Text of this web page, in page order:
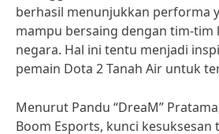
berhasil menunjukkan performa
mampu bersaing dengan tim-tim
negara. Hal ini tentu menjadi
pemain Dota 2 Tanah Air untuk
Menurut Pandu “DreaM”
Boom Esports, kunci kesuksesan